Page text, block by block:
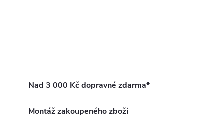
Nad 3 000 Kč dopravné zdarma*
Montáž zakoupeného zboží